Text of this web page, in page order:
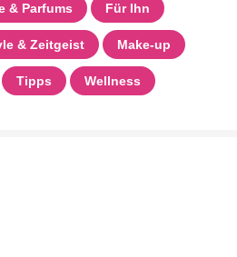
& Parfums Für Ihn
& Zeitgeist Make-up
Tipps Wellness